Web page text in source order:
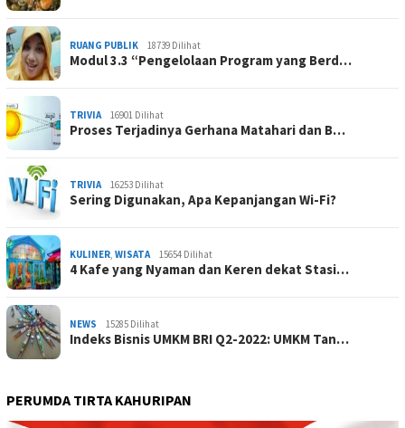
RUANG PUBLIK 18739 Dilihat
Modul 3.3 “Pengelolaan Program yang Berd…
TRIVIA 16901 Dilihat
Proses Terjadinya Gerhana Matahari dan B…
TRIVIA 16253 Dilihat
Sering Digunakan, Apa Kepanjangan Wi-Fi?
KULINER WISATA 15654 Dilihat
4 Kafe yang Nyaman dan Keren dekat Stasi…
NEWS 15285 Dilihat
Indeks Bisnis UMKM BRI Q2-2022: UMKM Tan…
PERUMDA TIRTA KAHURIPAN